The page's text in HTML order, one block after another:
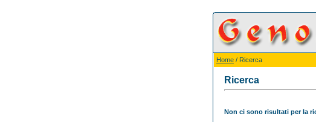
Home / Ricerca
Ricerca
Non ci sono risultati per la